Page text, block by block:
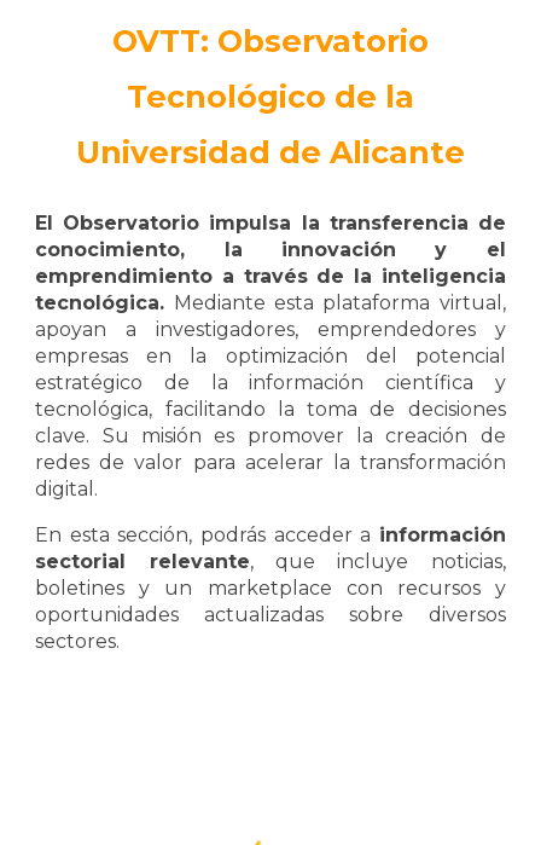
OVTT: Observatorio
Tecnológico de la
Universidad de Alicante
El Observatorio impulsa la transferencia de
conocimiento, la innovación y el
emprendimiento a través de la inteligencia
tecnológica. Mediante esta plataforma virtual,
apoyan a investigadores, emprendedores y
empresas en la optimización del potencial
estratégico de la información científica y
tecnológica, facilitando la toma de decisiones
clave. Su misión es promover la creación de
redes de valor para acelerar la transformación
digital.
En esta sección, podrás acceder a información
sectorial relevante, que incluye noticias,
boletines y un marketplace con recursos y
oportunidades actualizadas sobre diversos
sectores.